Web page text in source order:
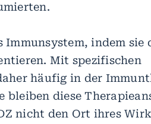
indem sie
Mit spezifischen
häufig in der
bleiben diese
nicht den Ort ihres